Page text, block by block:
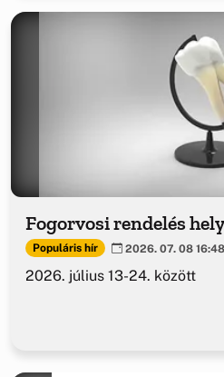
Fogorvosi rendelés
Populáris hír 2026. 07. 08 16:48
2026. július 13-24. között